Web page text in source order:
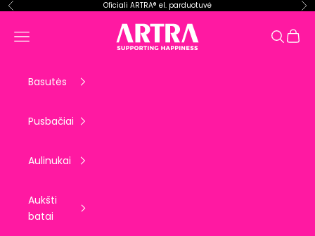
Pereiti prie turinio
Ankstesnis Oficiali ARTRA® el. parduotuvė
ARTRA EU
Meniu Paieška
Basutės
Pusbačiai
Aulinukai
Aukšti
batai